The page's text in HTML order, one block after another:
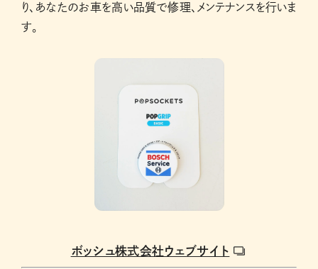
り、あなたのお車を高い品質で修理、メンテナンスを行いま
す。
ボッシュ株式会社ウェブサイト